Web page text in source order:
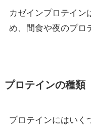
カゼインプロテイン
め、間食や夜のプロ
プロテインの種類
プロテインにはいく